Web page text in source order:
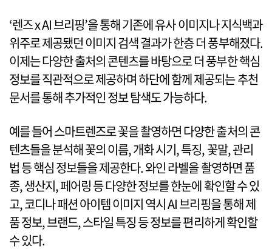
‘렌즈 x AI 브리핑’을 통해 기존에 유사 이미지나 지식백과
위주로 제공됐던 이미지 검색 결과가 한층 더 풍부해졌다.
이제는 다양한 출처의 콘텐츠를 바탕으로 더 풍부한 핵심
정보를 직관적으로 제공하며 하단에 함께 제공되는 추천
문서를 통해 추가적인 정보 탐색도 가능하다.
예를 들어 스마트렌즈로 꽃을 촬영하면 다양한 출처의 콘
텐츠들을 분석해 꽃의 이름, 개화 시기, 특징, 꽃말, 관리
법 등 핵심 정보들을 제공한다. 와인 라벨을 촬영하면 품
종, 생산지, 페어링 등 다양한 정보를 한눈에 확인할 수 있
고, 코디나 패션 아이템 이미지 역시 AI 브리핑을 통해 제
품 정보, 브랜드, 스타일 특징 등 정보를 편리하게 확인할
수 있다.